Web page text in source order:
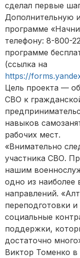
сделал первые
Дополнительную
программе
телефону: 8-800-
программе
(ссылка на
https://
Цель проекта —
СВО к
навыков
рабочих мест.
«Внимательно
участника СВО.
нашим
одно из наиболее
направлений.
переподготовки
социальные
поддержки,
достаточно
Виктор Томенко